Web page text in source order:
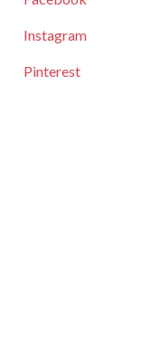
Instagram
Pinterest